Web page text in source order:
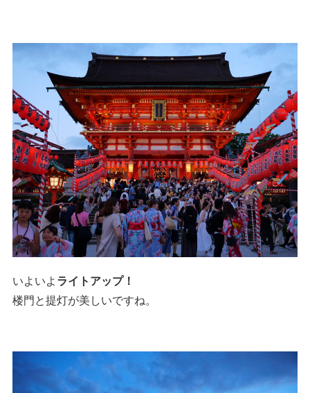
いよいよライトアップ！
楼門と提灯が美しいですね。